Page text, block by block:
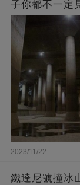
子你都不一定
2023/11/22
鐵達尼號撞冰